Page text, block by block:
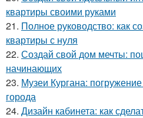
квартиры своими руками
21. Полное руководство: как
квартиры с нуля
22. Создай свой дом мечты:
начинающих
23. Музеи Кургана:
города
24. Дизайн кабинета: как